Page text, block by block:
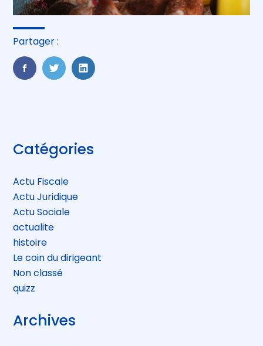
Partager :
FaceBook
TwitterLinkedIn
Blog
sidebar
Catégories
Actu Fiscale
Actu Juridique
Actu Sociale
actualite
histoire
Le coin du dirigeant
Non classé
quizz
Archives